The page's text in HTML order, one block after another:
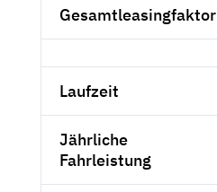
Gesamtleasingfaktor
Laufzeit
Jährliche
Fahrleistung